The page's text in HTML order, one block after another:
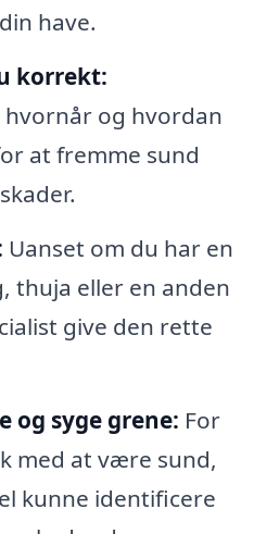
have.
korrekt:
hvornår og hvordan
at fremme sund
Uanset om du har en
thuja eller en anden
give den rette
og syge grene: For
med at være sund,
kunne identificere